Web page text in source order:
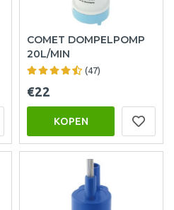
COMET DOMPELPOMP
20L/MIN
(47)
€22
KOPEN